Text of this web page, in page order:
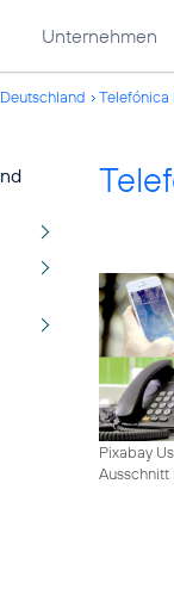
Unternehmen
Telefónica
Pixabay